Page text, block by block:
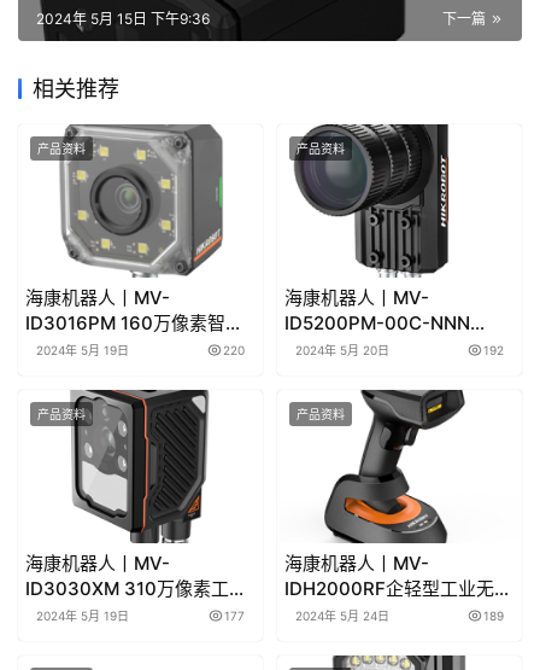
下一篇
2024年 5月 15日 下午9:36
相关推荐
产品资料
海康机器人丨MV-
ID3016PM 160万像素智能
读码器产品彩页/用户手册下
2024年 5月 19日 220
产品资料
海康机器人丨MV-
ID5200PM-00C-NNN
2000万像素智能读码器产品
2024年 5月 20日 192
产品资料
海康机器人丨MV-
ID3030XM 310万像素工业
读码器产品彩页/用户手册下
2024年 5月 19日 177
产品资料
海康机器人丨MV-
IDH2000RF企轻型工业无线
手持读码器产品彩页/用户手
2024年 5月 24日 189